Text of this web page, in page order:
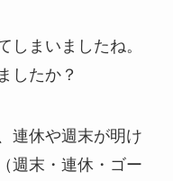
しまいましたね。
したか？
連休や週末が明け
週末・連休・ゴー